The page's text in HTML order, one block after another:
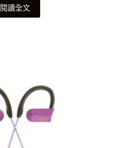
閱讀全文